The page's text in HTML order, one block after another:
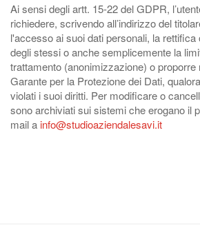
Ai sensi degli artt. 15-22 del GDPR,
richiedere, scrivendo all’indirizzo del
l'accesso ai suoi dati personali, la rettifica
degli stessi o anche semplicemente la
trattamento (anonimizzazione) o proporre
Garante per la Protezione dei Dati,
violati i suoi diritti. Per modificare o
sono archiviati sui sistemi che erogano il
mail a info@studioaziendalesavi.it